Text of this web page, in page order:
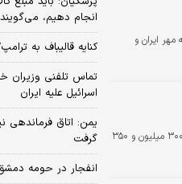
ایران و
رئیس کمیسیون اجتماعی مجلس از موافقت نمایندگان با افزایش وام ازدواج به ۳۰۰ میلیون و ۳۵۰
انجام دهیم،
کنایه قالیباف به
تماس تلفنی وزیران
اسرائیل علیه ایران
یمن: اتاق
گرفت
انفجار در حومه